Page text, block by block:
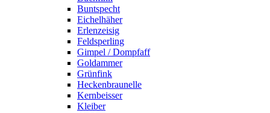
Buntspecht
Eichelhäher
Erlenzeisig
Feldsperling
Gimpel / Dompfaff
Goldammer
Grünfink
Heckenbraunelle
Kernbeisser
Kleiber